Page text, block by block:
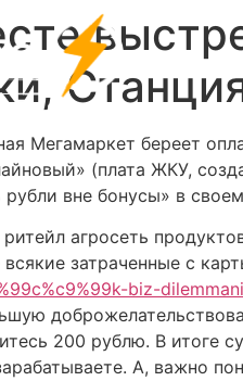
Мегамаркет береет
(плата ЖКУ,
рубли вне бонусы» в
агросеть
затраченные с
biz-
200 рублю. В итоге
А, важно